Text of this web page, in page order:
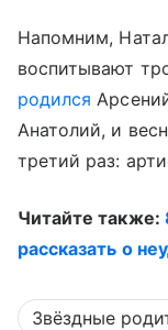
Напомним,
воспитывают
родился
Анатолий, и
третий раз:
Читайте также:
рассказать о
Звёздные